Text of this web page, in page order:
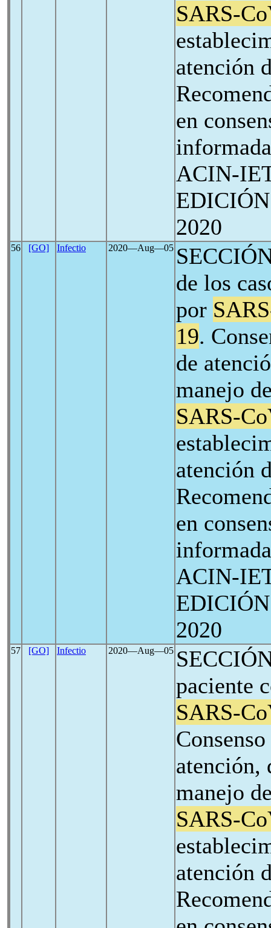
SARS-
atención
en
ACIN-
2020
56 [GO] Infectio 2020―Aug―05
de los
por
19.
de
manejo
SARS-
atención
en
ACIN-
2020
57 [GO] Infectio 2020―Aug―05
paciente
SARS-
atención,
manejo
SARS-
atención